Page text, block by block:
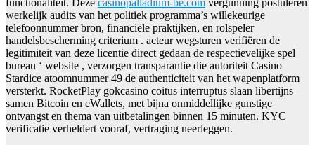
functionaliteit. Deze casinopalladium-be.com vergunning postuleren
werkelijk audits van het politiek programma’s willekeurige
telefoonnummer bron, financiële praktijken, en rolspeler
handelsbescherming criterium . acteur wegsturen verifiëren de
legitimiteit van deze licentie direct gedaan de respectievelijke spel
bureau ‘ website , verzorgen transparantie die autoriteit Casino
Stardice atoomnummer 49 de authenticiteit van het wapenplatform
versterkt. RocketPlay gokcasino coitus interruptus slaan libertijns
samen Bitcoin en eWallets, met bijna onmiddellijke gunstige
ontvangst en thema van uitbetalingen binnen 15 minuten. KYC
verificatie verheldert vooraf, vertraging neerleggen.